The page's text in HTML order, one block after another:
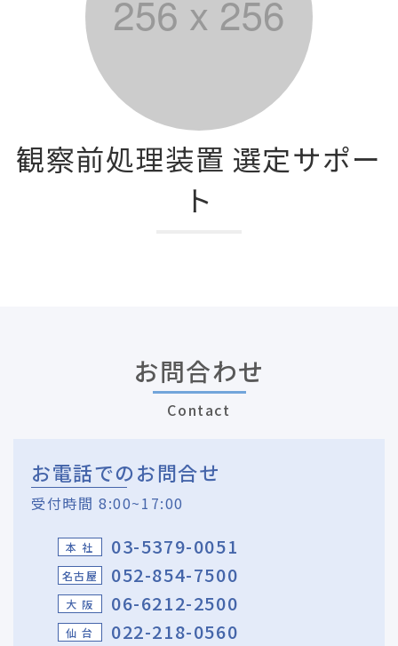
観察前処理装置 選定サポー
ト
お問合わせ
Contact
お電話でのお問合せ
受付時間 8:00~17:00
本 社 03-5379-0051
名古屋 052-854-7500
大 阪 06-6212-2500
仙 台 022-218-0560